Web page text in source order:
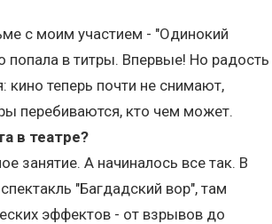
с моим участием - "Одинокий
попала в титры. Впервые! Но радость
кино теперь почти не снимают,
перебиваются, кто чем может.
в театре?
занятие. А начиналось все так. В
"Багдадский вор", там
эффектов - от взрывов до